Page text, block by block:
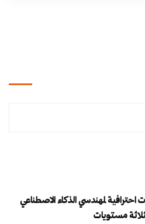
احترافية لمهندسي الذكاء الاصطناعي
مستويات